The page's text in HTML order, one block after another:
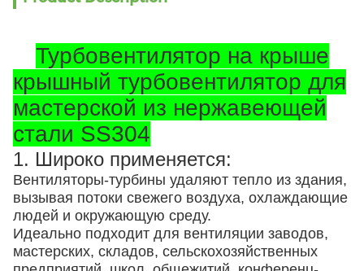
Турбовентилятор на крыше
крышный турбовентилятор для
мастерской из нержавеющей
стали SS304
1. Широко применяется:
Вентиляторы-турбины удаляют тепло из здания,
вызывая потоки свежего воздуха, охлаждающие
людей и окружающую среду.
Идеально подходит для вентиляции заводов,
мастерских, складов, сельскохозяйственных